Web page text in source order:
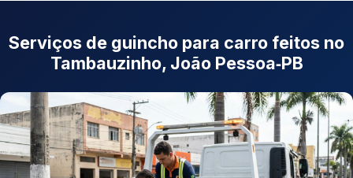
Serviços de guincho para carro feitos no
Tambauzinho, João Pessoa‑PB